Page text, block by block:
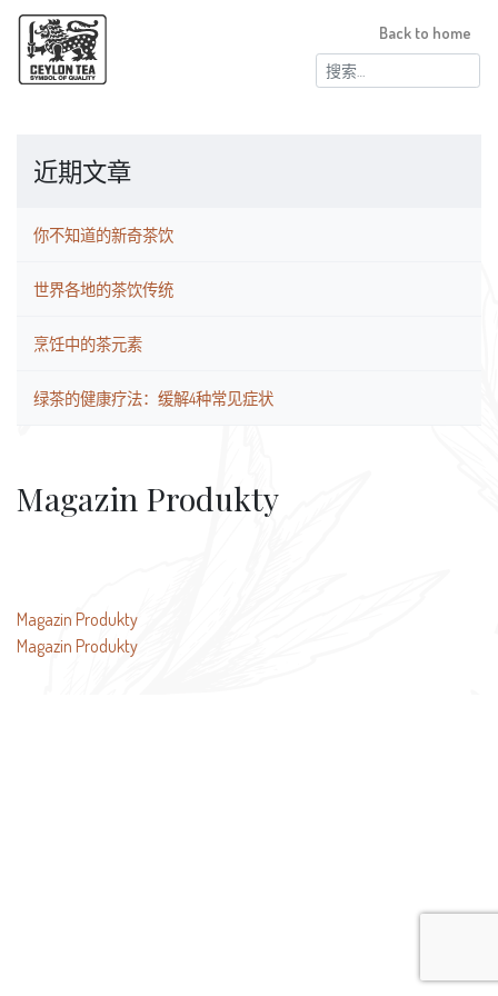
搜
索：
Back to home
近期文章
你不知道的新奇茶饮
世界各地的茶饮传统
烹饪中的茶元素
绿茶的健康疗法：缓解4种常见症状
Magazin Produkty
文
章
Magazin Produkty
Magazin Produkty